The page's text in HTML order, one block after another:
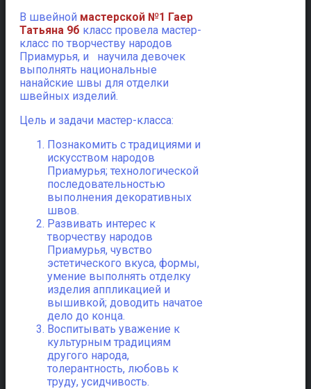
В швейной мастерской №1 Гаер
Татьяна 9б класс провела мастер-
класс по творчеству народов
Приамурья, и научила девочек
выполнять национальные
нанайские швы для отделки
швейных изделий.
Цель и задачи мастер-класса:
Познакомить с традициями и
искусством народов
Приамурья; технологической
последовательностью
выполнения декоративных
швов.
Развивать интерес к
творчеству народов
Приамурья, чувство
эстетического вкуса, формы,
умение выполнять отделку
изделия аппликацией и
вышивкой; доводить начатое
дело до конца.
Воспитывать уважение к
культурным традициям
другого народа,
толерантность, любовь к
труду, усидчивость.